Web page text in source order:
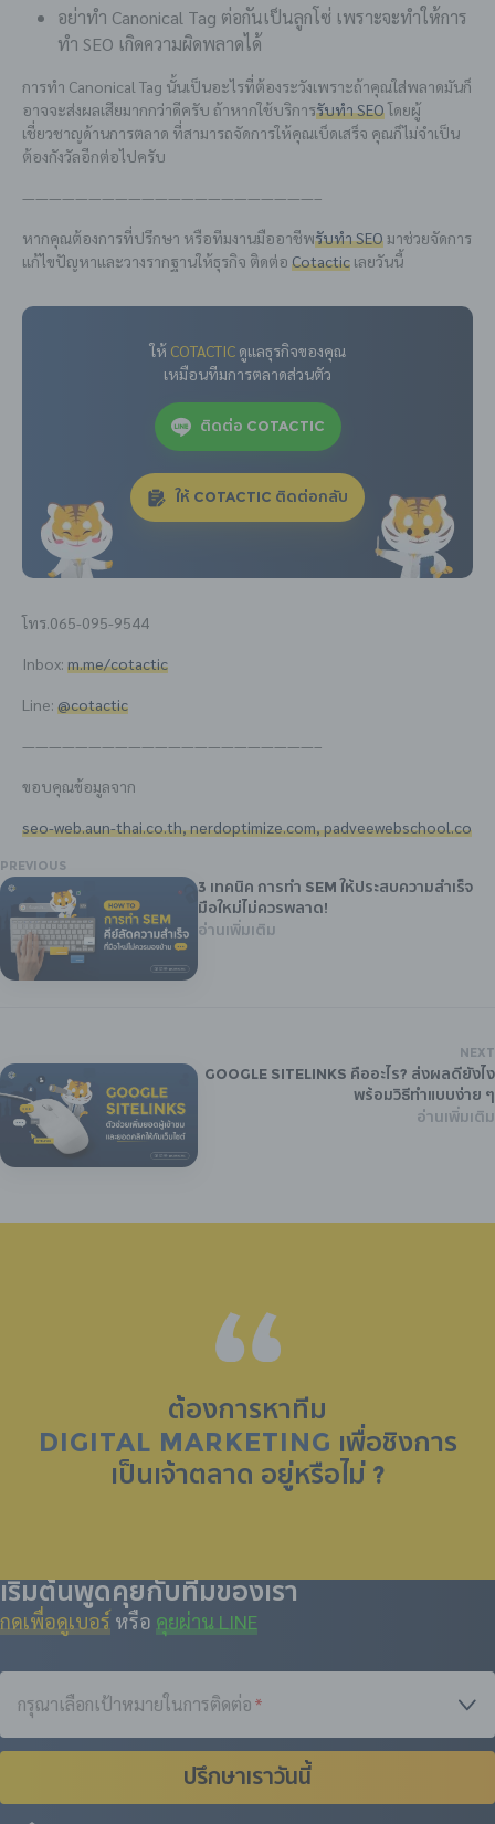
อย่าทำ Canonical Tag ต่อกันเป็นลูกโซ่ เพราะจะทำให้การ
ทำ SEO เกิดความผิดพลาดได้
การทำ Canonical Tag นั้นเป็นอะไรที่ต้องระวังเพราะถ้าคุณใส่พลาดมันก็
อาจจะส่งผลเสียมากกว่าดีครับ ถ้าหากใช้บริการรับทำ SEOโดยผู้
เชี่ยวชาญด้านการตลาด ที่สามารถจัดการให้คุณเบ็ดเสร็จ คุณก็ไม่จำเป็น
ต้องกังวัลอีกต่อไปครับ
——————————————————————–
หากคุณต้องการที่ปรึกษา หรือทีมงานมืออาชีพรับทำ SEO มาช่วยจัดการ
แก้ไขปัญหาและวางรากฐานให้ธุรกิจ ติดต่อ Cotactic เลยวันนี้
ให้ COTACTICดูแลธุรกิจของคุณ
เหมือนทีมการตลาดส่วนตัว
ติดต่อ COTACTIC
ให้ COTACTIC ติดต่อกลับ
โทร.065-095-9544
Inbox: m.me/cotactic
Line: @cotactic
——————————————————————–
ขอบคุณข้อมูลจาก
seo-web.aun-thai.co.th,nerdoptimize.com,padveewebschool.co
PREVIOUS
3 เทคนิค การทำ SEM ให้ประสบความสำเร็จ
มือใหม่ไม่ควรพลาด!
อ่านเพิ่มเติม
NEXT
Google Sitelinks คืออะไร? ส่งผลดียังไง
พร้อมวิธีทำแบบง่าย ๆ
อ่านเพิ่มเติม
ต้องการหาทีม
DIGITAL MARKETING เพื่อชิงการ
เป็นเจ้าตลาด อยู่หรือไม่ ?
เริ่มต้นพูดคุยกับทีมของเรา
กดเพื่อดูเบอร์ หรือ คุยผ่าน LINE
กรุณาเลือกเป้าหมายในการติดต่อ*
ปรึกษาเราวันนี้